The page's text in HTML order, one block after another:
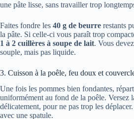
une pâte lisse, sans travailler trop
Faites fondre les 40 g de beurre restants
la pâte. Si celle-ci vous paraît trop
1 à 2 cuillères à soupe de lait. Vous
souple, mais pas liquide.
3. Cuisson à la poêle, feu doux et
Une fois les pommes bien fondantes,
uniformément au fond de la poêle. Versez
délicatement, pour ne pas trop les
avec une spatule.